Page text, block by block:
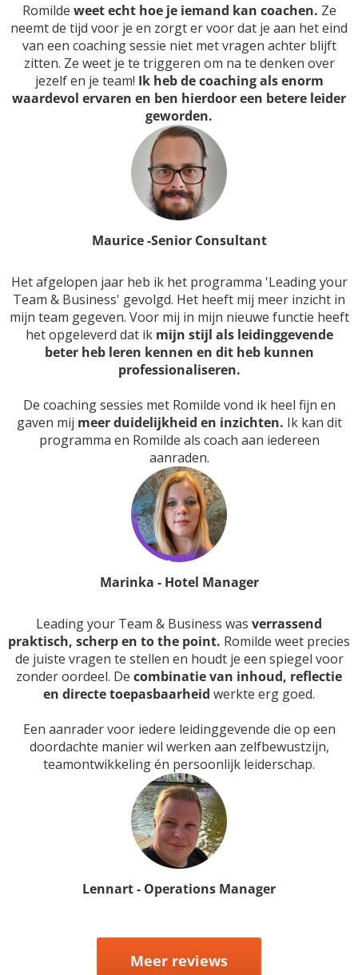
Romilde weet echt hoe je iemand kan coachen. Ze
neemt de tijd voor je en zorgt er voor dat je aan het eind
van een coaching sessie niet met vragen achter blijft
zitten. Ze weet je te triggeren om na te denken over
jezelf en je team! Ik heb de coaching als enorm
waardevol ervaren en ben hierdoor een betere leider
geworden.
Maurice -Senior Consultant
Het afgelopen jaar heb ik het programma 'Leading your
Team & Business' gevolgd. Het heeft mij meer inzicht in
mijn team gegeven. Voor mij in mijn nieuwe functie heeft
het opgeleverd dat ik mijn stijl als leidinggevende
beter heb leren kennen en dit heb kunnen
professionaliseren.
De coaching sessies met Romilde vond ik heel fijn en
gaven mij meer duidelijkheid en inzichten. Ik kan dit
programma en Romilde als coach aan iedereen
aanraden.
Marinka - Hotel Manager
Leading your Team & Business was verrassend
praktisch, scherp en to the point. Romilde weet precies
de juiste vragen te stellen en houdt je een spiegel voor
zonder oordeel. De combinatie van inhoud, reflectie
en directe toepasbaarheid werkte erg goed.
Een aanrader voor iedere leidinggevende die op een
doordachte manier wil werken aan zelfbewustzijn,
teamontwikkeling én persoonlijk leiderschap.
Lennart - Operations Manager
Meer reviews